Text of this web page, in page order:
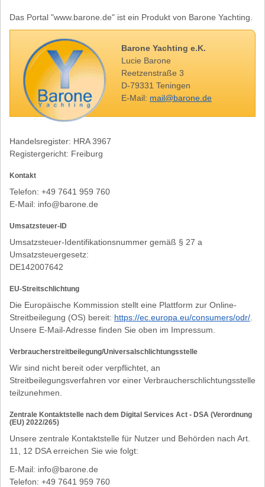
Das Portal "www.barone.de" ist ein Produkt von Barone Yachting.
Barone Yachting e.K.
Lucie Barone
Reetzenstraße 3
D-79331 Teningen
E-Mail: mail@barone.de
Handelsregister: HRA 3967
Registergericht: Freiburg
Kontakt
Telefon: +49 7641 959 760
E-Mail: info@barone.de
Umsatzsteuer-ID
Umsatzsteuer-Identifikationsnummer gemäß § 27 a
Umsatzsteuergesetz:
DE142007642
EU-Streitschlichtung
Die Europäische Kommission stellt eine Plattform zur Online-
Streitbeilegung (OS) bereit: https://ec.europa.eu/consumers/odr/
Unsere E-Mail-Adresse finden Sie oben im Impressum.
Verbraucher­streit­beilegung/Universal­schlichtungs­stelle
Wir sind nicht bereit oder verpflichtet, an
Streitbeilegungsverfahren vor einer Verbraucherschlichtungsstelle
teilzunehmen.
Zentrale Kontaktstelle nach dem Digital Services Act - DSA (Verordnung
(EU) 2022/265)
Unsere zentrale Kontaktstelle für Nutzer und Behörden nach Art.
11, 12 DSA erreichen Sie wie folgt:
E-Mail: info@barone.de
Telefon: +49 7641 959 760